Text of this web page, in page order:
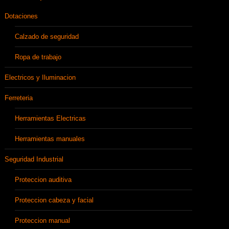
Dotaciones
Calzado de seguridad
Ropa de trabajo
Electricos y Iluminacion
Ferreteria
Herramientas Electricas
Herramientas manuales
Seguridad Industrial
Proteccion auditiva
Proteccion cabeza y facial
Proteccion manual